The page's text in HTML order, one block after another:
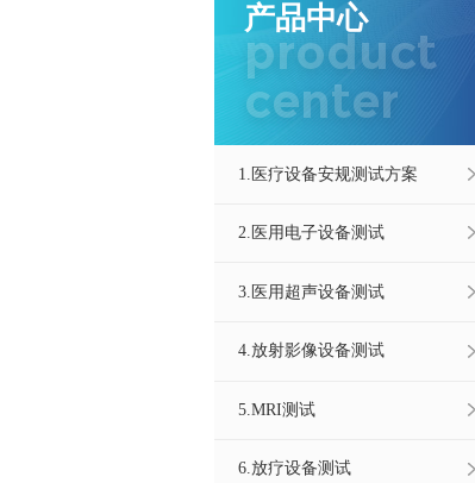
产品中心
product
center
1.医疗设备安规测试方案
2.医用电子设备测试
3.医用超声设备测试
4.放射影像设备测试
5.MRI测试
6.放疗设备测试